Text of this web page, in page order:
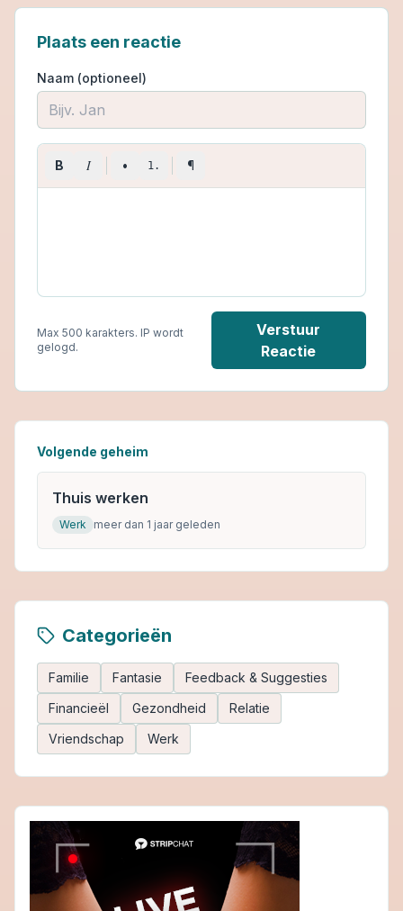
Plaats een reactie
Naam (optioneel)
B I • 1. ¶
Max 500 karakters. IP wordt
gelogd.
Verstuur
Reactie
Volgende geheim
Thuis werken
Werk meer dan 1 jaar geleden
Categorieën
Familie Fantasie
Feedback & Suggesties
Financieël
Gezondheid
Relatie
Vriendschap
Werk